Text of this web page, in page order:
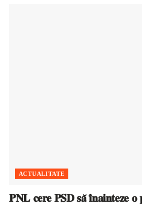
ACTUALITATE
𝐏𝐍𝐋 𝐜𝐞𝐫𝐞 𝐏𝐒𝐃 𝐬𝐚̆ 𝐢̂𝐧𝐚𝐢𝐧𝐭𝐞𝐳𝐞 𝐨